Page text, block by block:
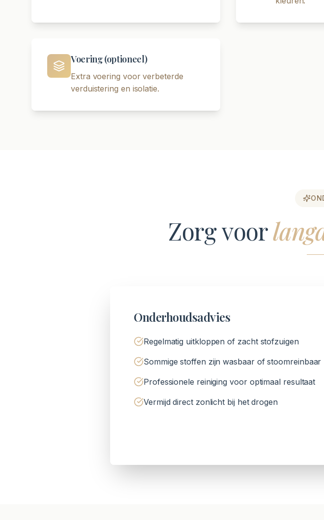
Voering (optioneel)
Extra voering voor verbeterde
verduistering en isolatie.
Zorg voor
Onderhoudsadvies
Regelmatig uitkloppen of zacht stofzuigen
Sommige stoffen zijn wasbaar of stoomreinbaar
Professionele reiniging voor optimaal resultaat
Vermijd direct zonlicht bij het drogen